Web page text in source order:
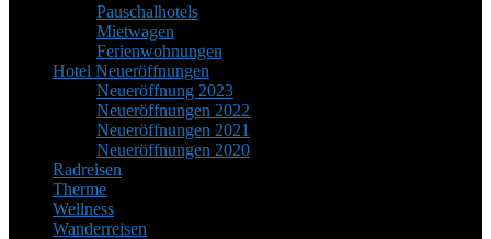
Pauschalhotels
Mietwagen
Ferienwohnungen
Hotel Neueröffnungen
Neueröffnung 2023
Neueröffnungen 2022
Neueröffnungen 2021
Neueröffnungen 2020
Radreisen
Therme
Wellness
Wanderreisen